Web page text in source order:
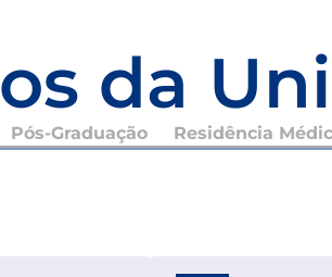
da
Pós-Graduação Residência